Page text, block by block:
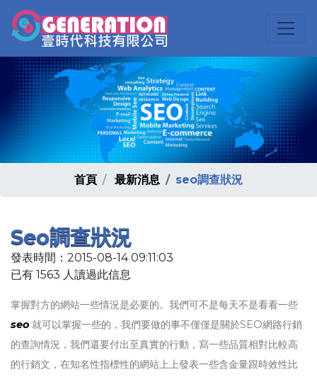
首頁 最新消息 seo調查狀況
Seo調查狀況
發表時間：2015-08-14 09:11:03
已有 1563 人讀過此信息
掌握對方的網站一些情況是必要的。我們可不是每天不是看看一些
seo 就可以掌握一些的，我們要做的事不僅僅是關於SEO網路行銷
的查詢情況，我們還要付出至真實的行動，寫一些品質相對比較高
的行銷文，在知名性指標性的網站上上發表一些含金量跟時效性比